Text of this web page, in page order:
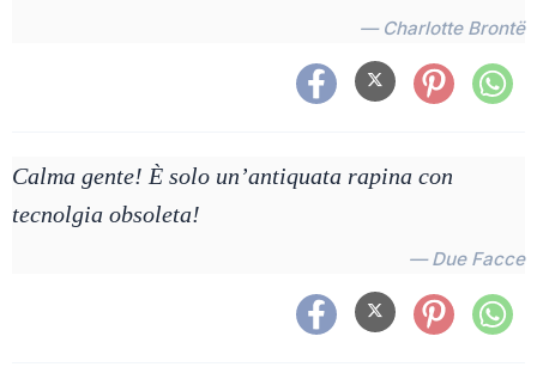
— Charlotte Brontë
Calma gente! È solo un’antiquata rapina con
tecnolgia obsoleta!
— Due Facce